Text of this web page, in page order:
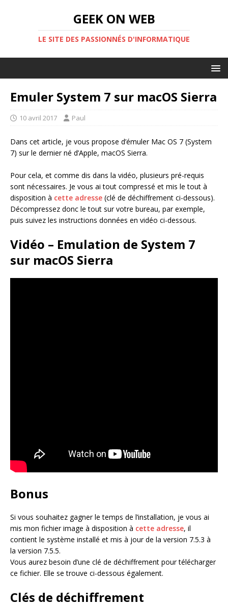
GEEK ON WEB
LE SITE DES PASSIONNÉS D'INFORMATIQUE
Emuler System 7 sur macOS Sierra
10 avril 2017 Paul
Dans cet article, je vous propose d’émuler Mac OS 7 (System
7) sur le dernier né d’Apple, macOS Sierra.
Pour cela, et comme dis dans la vidéo, plusieurs pré-requis
sont nécessaires. Je vous ai tout compressé et mis le tout à
disposition à cette adresse (clé de déchiffrement ci-dessous).
Décompressez donc le tout sur votre bureau, par exemple,
puis suivez les instructions données en vidéo ci-dessous.
Vidéo – Emulation de System 7
sur macOS Sierra
Bonus
Si vous souhaitez gagner le temps de l’installation, je vous ai
mis mon fichier image à disposition à cette adresse, il
contient le système installé et mis à jour de la version 7.5.3 à
la version 7.5.5.
Vous aurez besoin d’une clé de déchiffrement pour télécharger
ce fichier. Elle se trouve ci-dessous également.
Clés de déchiffrement